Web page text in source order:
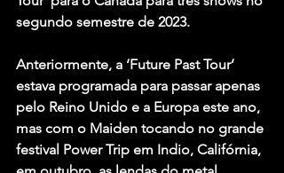
segundo semestre de 2023.
Anteriormente, a ‘Future Past Tour’
estava programada para passar apenas
pelo Reino Unido e a Europa este ano,
mas com o Maiden tocando no grande
festival Power Trip em Indio, Califórnia,